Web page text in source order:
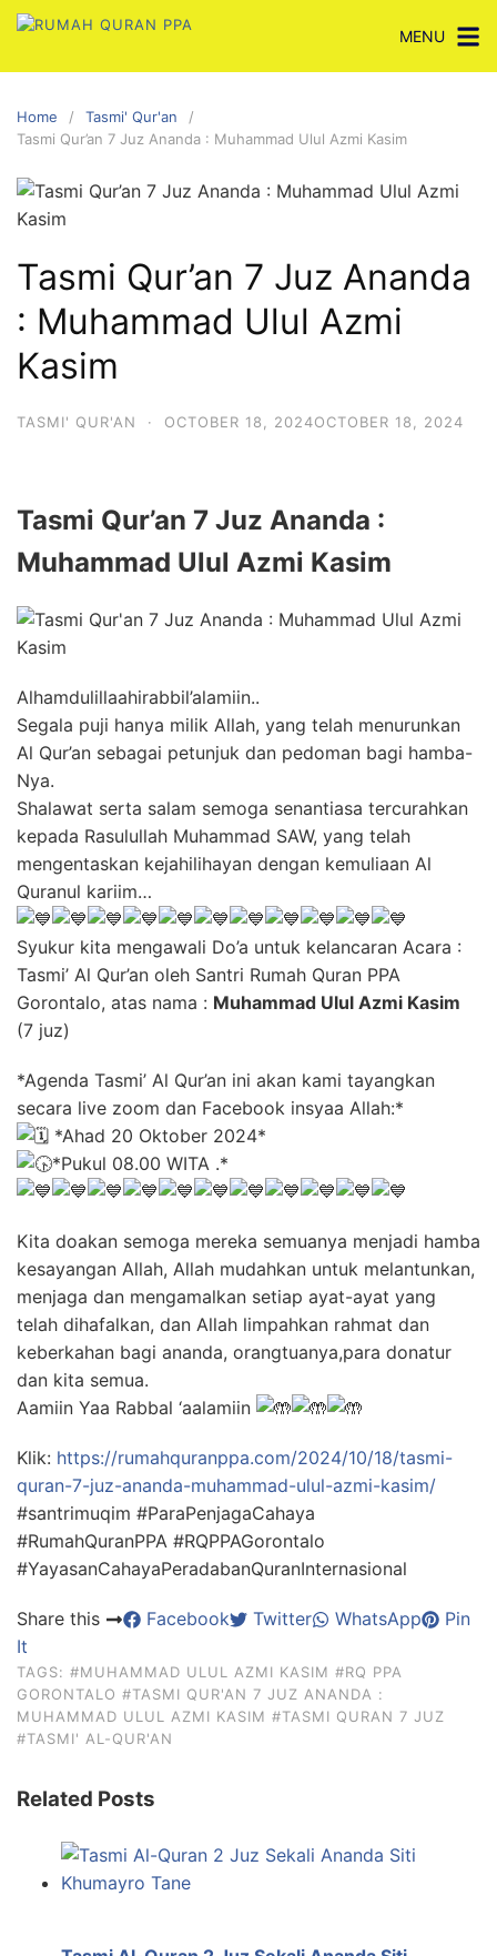
Skip
content
MENU
Home
Tasmi' Qur'an
Tasmi Qur’an 7 Juz Ananda : Muhammad Ulul Azmi Kasim
Tasmi Qur’an 7 Juz Ananda
: Muhammad Ulul Azmi
Kasim
TASMI' QUR'AN · OCTOBER 18, 2024OCTOBER 18, 2024
Tasmi Qur’an 7 Juz Ananda :
Muhammad Ulul Azmi Kasim
Alhamdulillaahirabbil’alamiin..
Segala puji hanya milik Allah, yang telah menurunkan
Al Qur’an sebagai petunjuk dan pedoman bagi hamba-
Nya.
Shalawat serta salam semoga senantiasa tercurahkan
kepada Rasulullah Muhammad SAW, yang telah
mengentaskan kejahilihayan dengan kemuliaan Al
Quranul kariim…
Syukur kita mengawali Do’a untuk kelancaran Acara :
Tasmi’ Al Qur’an oleh Santri Rumah Quran PPA
Gorontalo, atas nama : Muhammad Ulul Azmi Kasim
(7 juz)
*Agenda Tasmi’ Al Qur’an ini akan kami tayangkan
secara live zoom dan Facebook insyaa Allah:*
*Ahad 20 Oktober 2024*
*Pukul 08.00 WITA .*
Kita doakan semoga mereka semuanya menjadi hamba
kesayangan Allah, Allah mudahkan untuk melantunkan,
menjaga dan mengamalkan setiap ayat-ayat yang
telah dihafalkan, dan Allah limpahkan rahmat dan
keberkahan bagi ananda, orangtuanya,para donatur
dan kita semua.
Aamiin Yaa Rabbal ‘aalamiin
Klik: https://rumahquranppa.com/2024/10/18/tasmi-
quran-7-juz-ananda-muhammad-ulul-azmi-kasim/
#santrimuqim #ParaPenjagaCahaya
#RumahQuranPPA #RQPPAGorontalo
#YayasanCahayaPeradabanQuranInternasional
Share this Facebook Twitter WhatsApp
Pin
It
TAGS: #MUHAMMAD ULUL AZMI KASIM #RQ PPA
GORONTALO #TASMI QUR'AN 7 JUZ ANANDA :
MUHAMMAD ULUL AZMI KASIM #TASMI QURAN 7 JUZ
#TASMI' AL-QUR'AN
Related Posts